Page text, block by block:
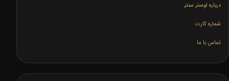
درباره لوستر سنتر
شماره کارت
تماس با ما